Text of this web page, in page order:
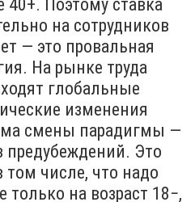
40+. Поэтому ставка
на сотрудников
— это провальная
На рынке труда
глобальные
изменения
смены парадигмы —
предубеждений. Это
том числе, что надо
только на возраст 18−,